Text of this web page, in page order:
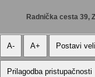
Radnička cesta 39,
A- A+ Postavi
Prilagodba pristupačnosti